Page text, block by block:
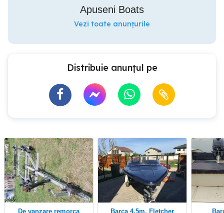
Apuseni Boats
Vezi toate anunțurile
Distribuie anunțul pe
De vanzare remorca Barca 4,5m. Fletcher